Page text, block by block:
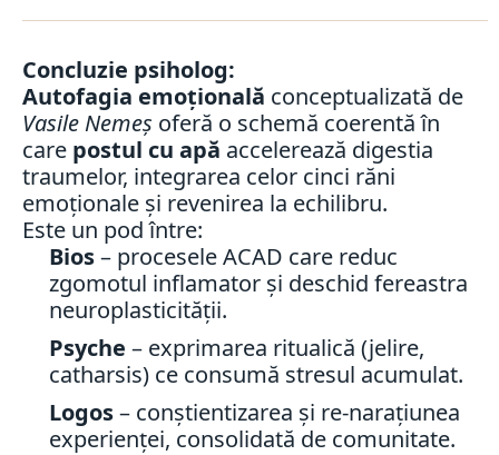
Concluzie psiholog:
Autofagia emoțională conceptualizată de
Vasile Nemeș oferă o schemă coerentă în
care postul cu apă accelerează digestia
traumelor, integrarea celor cinci răni
emoționale și revenirea la echilibru.
Este un pod între:
Bios– procesele ACAD care reduc
zgomotul inflamator și deschid fereastra
neuroplasticității.
Psyche – exprimarea ritualică (jelire,
catharsis) ce consumă stresul acumulat.
Logos– conștientizarea și re-narațiunea
experienței, consolidată de comunitate.